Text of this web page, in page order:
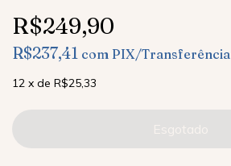
R$249,90
R$237,41 com PIX/Transferência
12 x de R$25,33